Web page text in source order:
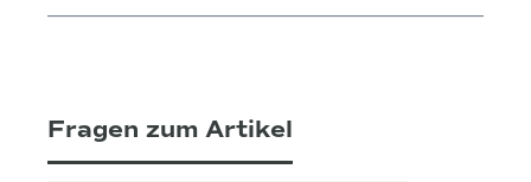
Fragen zum Artikel